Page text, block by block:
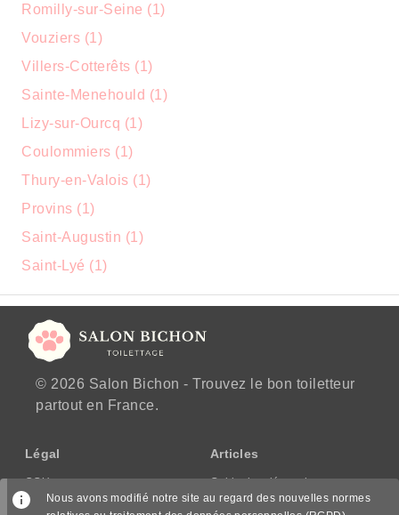
Romilly-sur-Seine (1)
Vouziers (1)
Villers-Cotterêts (1)
Sainte-Menehould (1)
Lizy-sur-Ourcq (1)
Coulommiers (1)
Thury-en-Valois (1)
Provins (1)
Saint-Augustin (1)
Saint-Lyé (1)
© 2026 Salon Bichon - Trouvez le bon toiletteur
partout en France.
Légal
CGU
CGV/CPPS
Articles
Guide des démarches
Nous avons modifié notre site au regard des nouvelles normes